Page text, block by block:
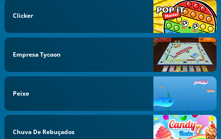
Clicker
Empresa Tycoon
Peixe
Chuva De Rebuçados